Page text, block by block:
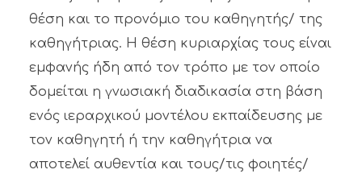
θέση και το προνόμιο του καθηγητής/ της
καθηγήτριας. Η θέση κυριαρχίας τους είναι
εμφανής ήδη από τον τρόπο με τον οποίο
δομείται η γνωσιακή διαδικασία στη βάση
ενός ιεραρχικού μοντέλου εκπαίδευσης με
τον καθηγητή ή την καθηγήτρια να
αποτελεί αυθεντία και τους/τις φοιητές/